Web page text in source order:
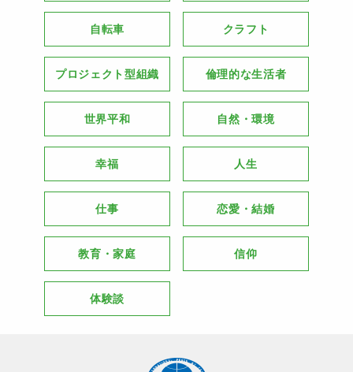
自転車 クラフト
プロジェクト型組織 倫理的な生活者
世界平和 自然・環境
幸福 人生
仕事 恋愛・結婚
教育・家庭 信仰
体験談